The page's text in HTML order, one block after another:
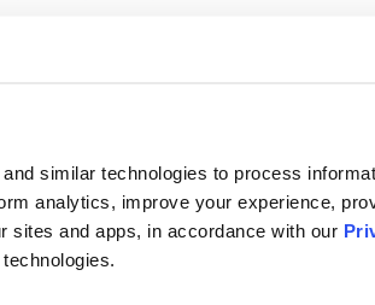
similar technologies to process
analytics, improve your experience,
sites and apps, in accordance with our